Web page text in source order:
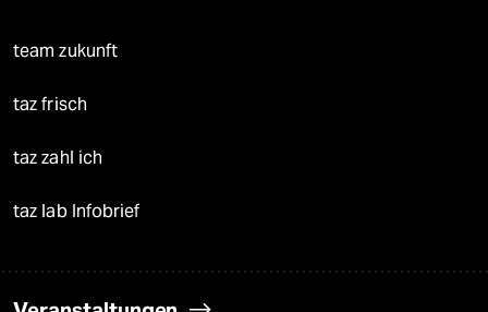
team zukunft
taz frisch
taz zahl ich
taz lab Infobrief